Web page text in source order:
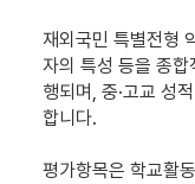
재외국민 특별전형
자의 특성 등을 종
행되며, 중·고교 성
합니다.
평가항목은 학교활